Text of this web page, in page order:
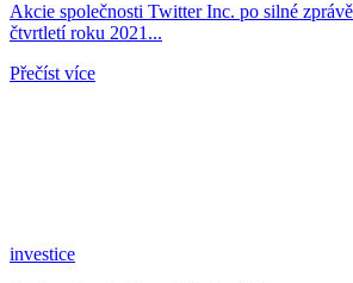
Akcie společnosti Twitter Inc. po silné
čtvrtletí roku 2021...
Přečíst více
investice